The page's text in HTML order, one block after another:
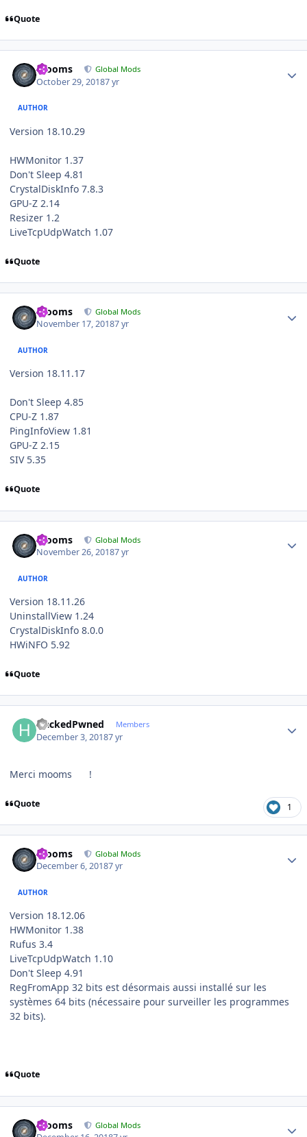
Quote
mooms Global Mods
October 29, 20187 yr
AUTHOR
Version 18.10.29
HWMonitor 1.37
Don't Sleep 4.81
CrystalDiskInfo 7.8.3
GPU-Z 2.14
Resizer 1.2
LiveTcpUdpWatch 1.07
Quote
mooms Global Mods
November 17, 20187 yr
AUTHOR
Version 18.11.17
Don't Sleep 4.85
CPU-Z 1.87
PingInfoView 1.81
GPU-Z 2.15
SIV 5.35
Quote
mooms Global Mods
November 26, 20187 yr
AUTHOR
Version 18.11.26
UninstallView 1.24
CrystalDiskInfo 8.0.0
HWiNFO 5.92
Quote
HackedPwned Members
December 3, 20187 yr
Merci mooms !
Quote 1
mooms Global Mods
December 6, 20187 yr
AUTHOR
Version 18.12.06
HWMonitor 1.38
Rufus 3.4
LiveTcpUdpWatch 1.10
Don't Sleep 4.91
RegFromApp 32 bits est désormais aussi installé sur les
systèmes 64 bits (nécessaire pour surveiller les programmes
32 bits).
Quote
mooms Global Mods